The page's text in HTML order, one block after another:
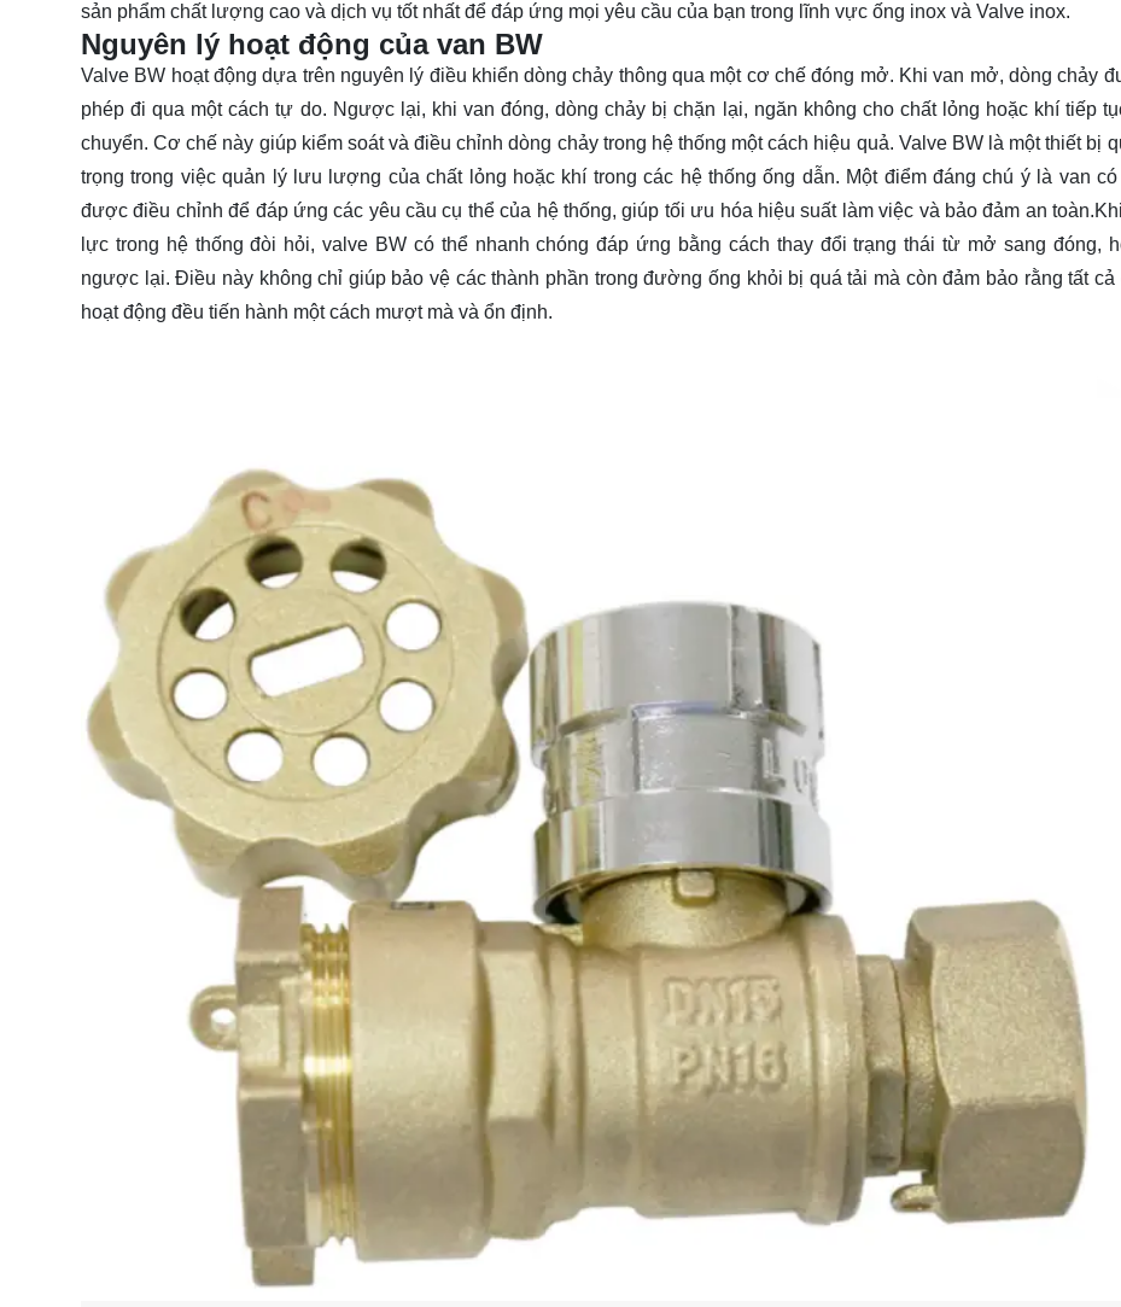
sản phẩm chất lượng cao và dịch vụ tốt nhất để đáp ứng mọi yêu cầu của bạn trong lĩnh vực ống inox và Valve inox.
Nguyên lý hoạt động của van BW
Valve BW hoạt động dựa trên nguyên lý điều khiển dòng chảy thông qua một cơ chế đóng mở. Khi van mở, dòng chảy
phép đi qua một cách tự do. Ngược lại, khi van đóng, dòng chảy bị chặn lại, ngăn không cho chất lỏng hoặc khí tiếp
chuyển. Cơ chế này giúp kiểm soát và điều chỉnh dòng chảy trong hệ thống một cách hiệu quả. Valve BW là một thiết bị
trọng trong việc quản lý lưu lượng của chất lỏng hoặc khí trong các hệ thống ống dẫn. Một điểm đáng chú ý là van có
được điều chỉnh để đáp ứng các yêu cầu cụ thể của hệ thống, giúp tối ưu hóa hiệu suất làm việc và bảo đảm an
lực trong hệ thống đòi hỏi, valve BW có thể nhanh chóng đáp ứng bằng cách thay đổi trạng thái từ mở sang đóng,
ngược lại. Điều này không chỉ giúp bảo vệ các thành phần trong đường ống khỏi bị quá tải mà còn đảm bảo rằng tất cả
hoạt động đều tiến hành một cách mượt mà và ổn định.